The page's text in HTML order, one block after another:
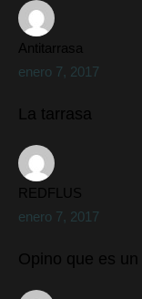
Antitarrasa
enero 7, 2017
La tarrasa
REDFLUS
enero 7, 2017
Opino que es